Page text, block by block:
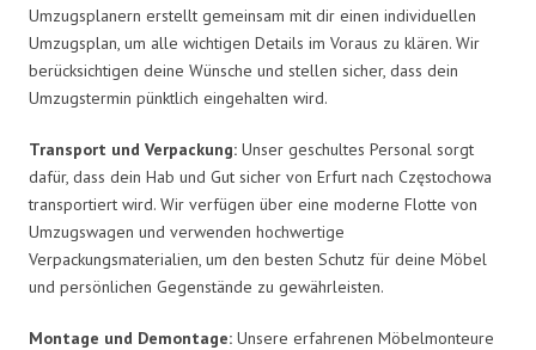
Umzugsplanern erstellt gemeinsam mit dir einen individuellen
Umzugsplan, um alle wichtigen Details im Voraus zu klären. Wir
berücksichtigen deine Wünsche und stellen sicher, dass dein
Umzugstermin pünktlich eingehalten wird.
Transport und Verpackung: Unser geschultes Personal sorgt
dafür, dass dein Hab und Gut sicher von Erfurt nach Częstochowa
transportiert wird. Wir verfügen über eine moderne Flotte von
Umzugswagen und verwenden hochwertige
Verpackungsmaterialien, um den besten Schutz für deine Möbel
und persönlichen Gegenstände zu gewährleisten.
Montage und Demontage: Unsere erfahrenen Möbelmonteure